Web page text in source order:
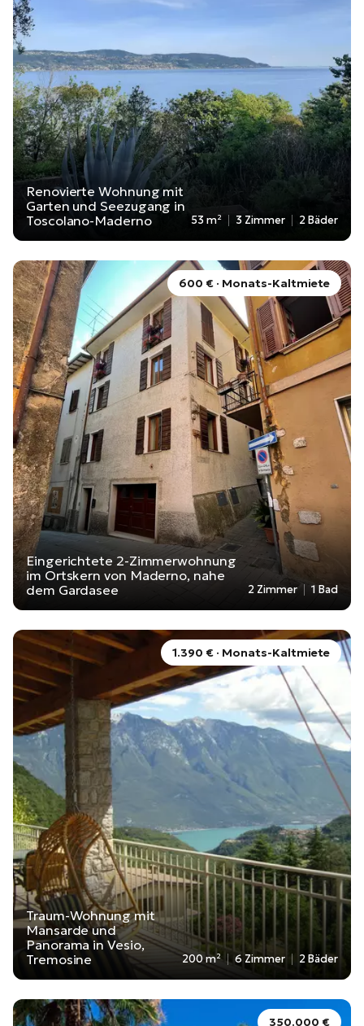
Renovierte Wohnung mit
Garten und Seezugang in
Toscolano-Maderno
53 m² 3 Zimmer 2 Bäder
600 € · Monats-Kaltmiete
Eingerichtete 2-Zimmerwohnung
im Ortskern von Maderno, nahe
dem Gardasee
2 Zimmer 1 Bad
1.390 € · Monats-Kaltmiete
Traum-Wohnung mit
Mansarde und
Panorama in Vesio,
Tremosine
200 m² 6 Zimmer 2 Bäder
350.000 €